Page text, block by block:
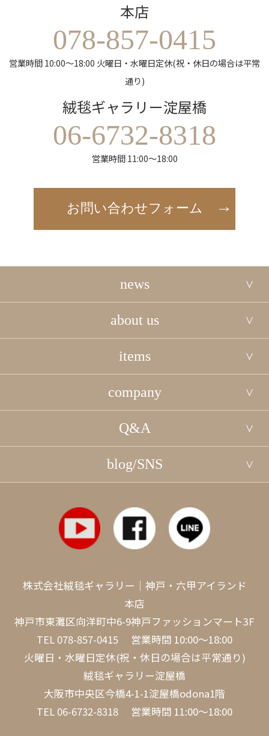
本店
078-857-0415
営業時間 10:00～18:00 火曜日・水曜日定休(祝・休日の場合は平常
通り)
絨毯ギャラリー淀屋橋
06-6732-8318
営業時間 11:00～18:00
お問い合わせフォーム
news
about us
items
company
Q&A
blog/SNS
株式会社絨毯ギャラリー｜神戸・六甲アイランド
本店
神戸市東灘区向洋町中6-9神戸ファッションマート3F
TEL 078-857-0415 営業時間 10:00～18:00
火曜日・水曜日定休(祝・休日の場合は平常通り)
絨毯ギャラリー淀屋橋
大阪市中央区今橋4-1-1淀屋橋odona1階
TEL 06-6732-8318 営業時間 11:00～18:00